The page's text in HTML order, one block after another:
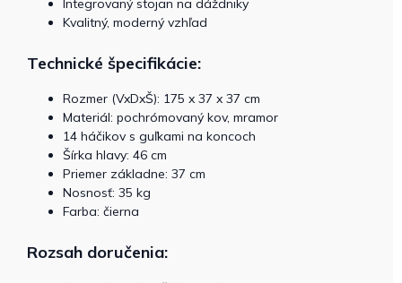
Kvalitný, moderný vzhľad
Technické špecifikácie:
Rozmer (VxDxŠ): 175 x 37 x 37 cm
Materiál: pochrómovaný kov, mramor
14 háčikov s guľkami na koncoch
Šírka hlavy: 46 cm
Priemer základne: 37 cm
Nosnosť: 35 kg
Farba: čierna
Rozsah doručenia: